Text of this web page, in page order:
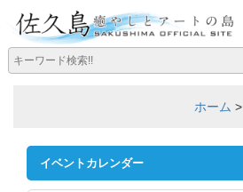
ホーム >
イベントカレンダー